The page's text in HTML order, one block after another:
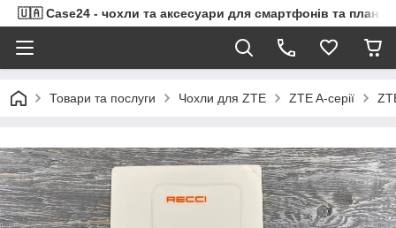
🇺🇦 Case24 - чохли та аксесуари для смартфонів та
Товари та послуги Чохли для ZTE ZTE A-серії